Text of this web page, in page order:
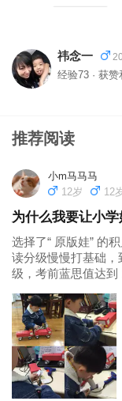
祎念一
经验73 · 获
推荐阅读
小m马马马
12岁
12
为什么我要让小
选择了“ 原版娃” 的
读分级慢慢打基础
级，考前蓝思值达到
书，这段路全靠家